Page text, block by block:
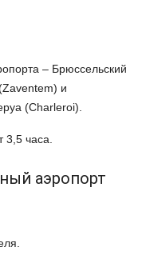
– Брюссельский
и
(Charleroi).
часа.
аэропорт